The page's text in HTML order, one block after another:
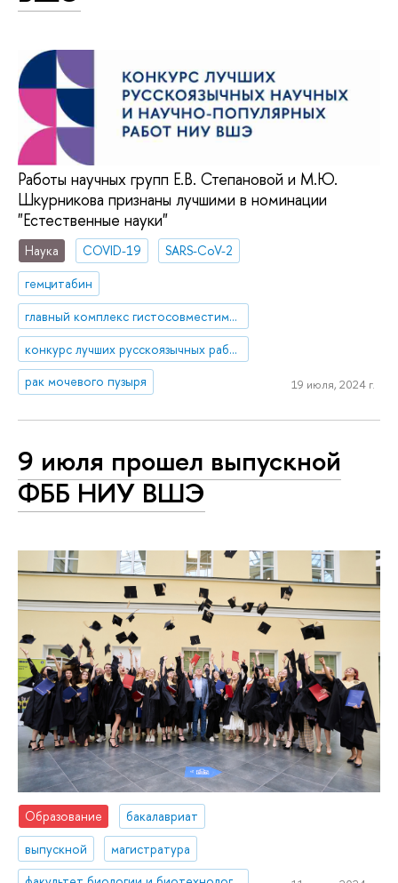
Работы научных групп Е.В. Степановой и М.Ю.
Шкурникова признаны лучшими в номинации
"Естественные науки"
Наука COVID-19
SARS-CoV-2
гемцитабин
главный комплекс гистосовместимости класса I
конкурс лучших русскоязычных работ
рак мочевого пузыря
19 июля, 2024 г.
9 июля прошел выпускной
ФББ НИУ ВШЭ
Образование
бакалавриат
выпускной
магистратура